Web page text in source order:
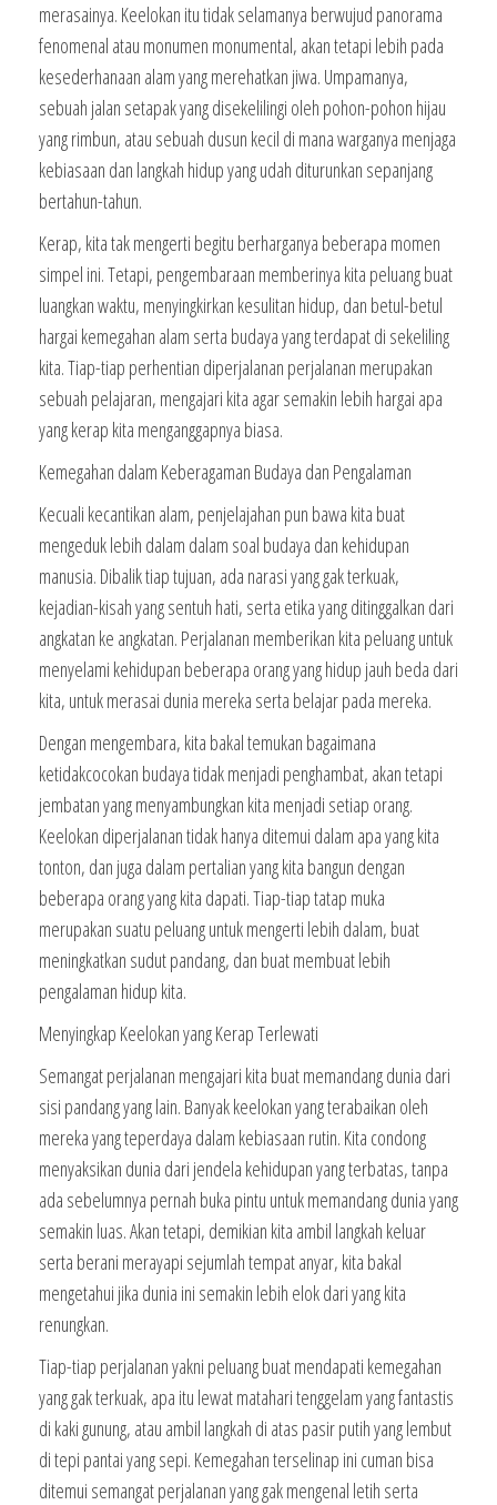
merasainya. Keelokan itu tidak selamanya berwujud panorama
fenomenal atau monumen monumental, akan tetapi lebih pada
kesederhanaan alam yang merehatkan jiwa. Umpamanya,
sebuah jalan setapak yang disekelilingi oleh pohon-pohon hijau
yang rimbun, atau sebuah dusun kecil di mana warganya menjaga
kebiasaan dan langkah hidup yang udah diturunkan sepanjang
bertahun-tahun.
Kerap, kita tak mengerti begitu berharganya beberapa momen
simpel ini. Tetapi, pengembaraan memberinya kita peluang buat
luangkan waktu, menyingkirkan kesulitan hidup, dan betul-betul
hargai kemegahan alam serta budaya yang terdapat di sekeliling
kita. Tiap-tiap perhentian diperjalanan perjalanan merupakan
sebuah pelajaran, mengajari kita agar semakin lebih hargai apa
yang kerap kita menganggapnya biasa.
Kemegahan dalam Keberagaman Budaya dan Pengalaman
Kecuali kecantikan alam, penjelajahan pun bawa kita buat
mengeduk lebih dalam dalam soal budaya dan kehidupan
manusia. Dibalik tiap tujuan, ada narasi yang gak terkuak,
kejadian-kisah yang sentuh hati, serta etika yang ditinggalkan dari
angkatan ke angkatan. Perjalanan memberikan kita peluang untuk
menyelami kehidupan beberapa orang yang hidup jauh beda dari
kita, untuk merasai dunia mereka serta belajar pada mereka.
Dengan mengembara, kita bakal temukan bagaimana
ketidakcocokan budaya tidak menjadi penghambat, akan tetapi
jembatan yang menyambungkan kita menjadi setiap orang.
Keelokan diperjalanan tidak hanya ditemui dalam apa yang kita
tonton, dan juga dalam pertalian yang kita bangun dengan
beberapa orang yang kita dapati. Tiap-tiap tatap muka
merupakan suatu peluang untuk mengerti lebih dalam, buat
meningkatkan sudut pandang, dan buat membuat lebih
pengalaman hidup kita.
Menyingkap Keelokan yang Kerap Terlewati
Semangat perjalanan mengajari kita buat memandang dunia dari
sisi pandang yang lain. Banyak keelokan yang terabaikan oleh
mereka yang teperdaya dalam kebiasaan rutin. Kita condong
menyaksikan dunia dari jendela kehidupan yang terbatas, tanpa
ada sebelumnya pernah buka pintu untuk memandang dunia yang
semakin luas. Akan tetapi, demikian kita ambil langkah keluar
serta berani merayapi sejumlah tempat anyar, kita bakal
mengetahui jika dunia ini semakin lebih elok dari yang kita
renungkan.
Tiap-tiap perjalanan yakni peluang buat mendapati kemegahan
yang gak terkuak, apa itu lewat matahari tenggelam yang fantastis
di kaki gunung, atau ambil langkah di atas pasir putih yang lembut
di tepi pantai yang sepi. Kemegahan terselinap ini cuman bisa
ditemui semangat perjalanan yang gak mengenal letih serta